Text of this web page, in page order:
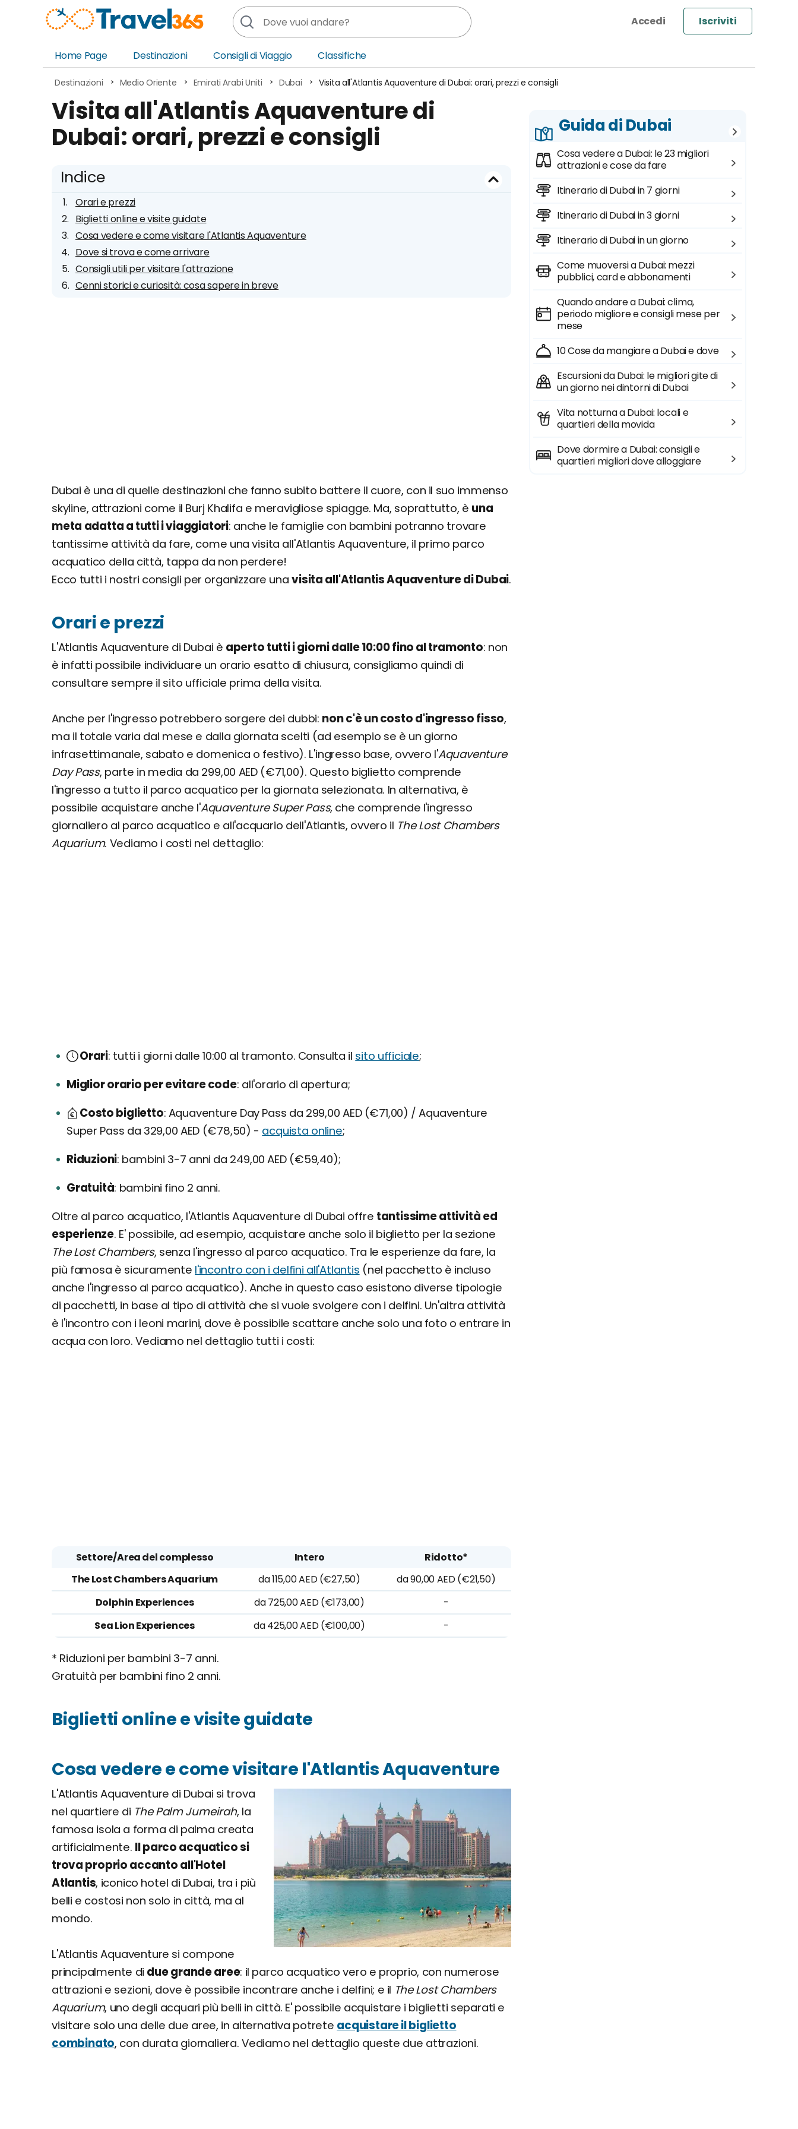
Iscriviti
Home Page
Destinazioni
Africa
Asia
Europa
Nord America
America Centrale
Sud America
Medio Oriente
Consigli di Viaggio Classifiche
Destinazioni Medio Oriente Emirati Arabi Uniti Dubai Visita all'Atlantis Aquaventure di Dubai: orari, prezzi e consigli
Visita all'Atlantis Aquaventure di
Dubai: orari, prezzi e consigli
Indice
Orari e prezzi
Biglietti online e visite guidate
Cosa vedere e come visitare l'Atlantis Aquaventure
Dove si trova e come arrivare
Consigli utili per visitare l'attrazione
Cenni storici e curiosità: cosa sapere in breve
Dubai è una di quelle destinazioni che fanno subito battere il cuore, con il suo immenso
skyline, attrazioni come il Burj Khalifa e meravigliose spiagge. Ma, soprattutto, è una
meta adatta a tutti i viaggiatori: anche le famiglie con bambini potranno trovare
tantissime attività da fare, come una visita all'Atlantis Aquaventure, il primo parco
acquatico della città, tappa da non perdere!
Ecco tutti i nostri consigli per organizzare unavisita all'Atlantis Aquaventure di Dubai.
Orari e prezzi
L'Atlantis Aquaventure di Dubai è aperto tutti i giorni dalle 10:00 fino al tramonto: non
è infatti possibile individuare un orario esatto di chiusura, consigliamo quindi di
consultare sempre il sito ufficiale prima della visita.
Anche per l'ingresso potrebbero sorgere dei dubbi: non c'è un costo d'ingresso fisso,
ma il totale varia dal mese e dalla giornata scelti (ad esempio se è un giorno
infrasettimanale, sabato e domenica o festivo). L'ingresso base, ovvero l'Aquaventure
Day Pass, parte in media da 299,00 AED (€71,00). Questo biglietto comprende
l'ingresso a tutto il parco acquatico per la giornata selezionata. In alternativa, è
possibile acquistare anche l'Aquaventure Super Pass, che comprende l'ingresso
giornaliero al parco acquatico e all'acquario dell'Atlantis, ovvero il The Lost Chambers
Aquarium. Vediamo i costi nel dettaglio:
Orari tutti i giorni dalle 10:00 al tramonto. Consulta il sito ufficiale;
Miglior orario per evitare code all'orario di apertura;
Costo biglietto Aquaventure Day Pass da 299,00 AED (€71,00) / Aquaventure
Super Pass da 329,00 AED (€78,50) - acquista online;
Riduzioni bambini 3-7 anni da 249,00 AED (€59,40);
Gratuità bambini fino 2 anni.
Oltre al parco acquatico, l'Atlantis Aquaventure di Dubai offre tantissime attività ed
esperienze. E' possibile, ad esempio, acquistare anche solo il biglietto per la sezione
The Lost Chambers, senza l'ingresso al parco acquatico. Tra le esperienze da fare, la
più famosa è sicuramente l'incontro con i delfini all'Atlantis (nel pacchetto è incluso
anche l'ingresso al parco acquatico). Anche in questo caso esistono diverse tipologie
di pacchetti, in base al tipo di attività che si vuole svolgere con i delfini. Un'altra attività
è l'incontro con i leoni marini, dove è possibile scattare anche solo una foto o entrare in
acqua con loro. Vediamo nel dettaglio tutti i costi:
Settore/Area del complesso Intero
Ridotto*
The Lost Chambers Aquarium
da 115,00 AED (€27,50)
da 90,00 AED (€21,50)
Dolphin Experiences
da 725,00 AED (€173,00)
-
Sea Lion Experiences
da 425,00 AED (€100,00) -
* Riduzioni per bambini 3-7 anni.
Gratuità per bambini fino 2 anni.
Biglietti online e visite guidate
Cosa vedere e come visitare l'Atlantis Aquaventure
L'Atlantis Aquaventure di Dubai si trova
nel quartiere di The Palm Jumeirah, la
famosa isola a forma di palma creata
artificialmente. Il parco acquatico si
trova proprio accanto all'Hotel
Atlantis, iconico hotel di Dubai, tra i più
belli e costosi non solo in città, ma al
mondo.
L'Atlantis Aquaventure si compone
principalmente di due grande aree: il parco acquatico vero e proprio, con numerose
attrazioni e sezioni, dove è possibile incontrare anche i delfini; e il The Lost Chambers
Aquarium, uno degli acquari più belli in città. E' possibile acquistare i biglietti separati e
visitare solo una delle due aree, in alternativa potrete acquistare il biglietto
combinato, con durata giornaliera. Vediamo nel dettaglio queste due attrazioni.
Guida di Dubai
Cosa vedere a Dubai: le 23 migliori
attrazioni e cose da fare
Itinerario di Dubai in 7 giorni
Itinerario di Dubai in 3 giorni
Itinerario di Dubai in un giorno
Come muoversi a Dubai: mezzi
pubblici, card e abbonamenti
Quando andare a Dubai: clima,
periodo migliore e consigli mese per
mese
10 Cose da mangiare a Dubai e dove
Escursioni da Dubai: le migliori gite di
un giorno nei dintorni di Dubai
Vita notturna a Dubai: locali e
quartieri della movida
Dove dormire a Dubai: consigli e
quartieri migliori dove alloggiare